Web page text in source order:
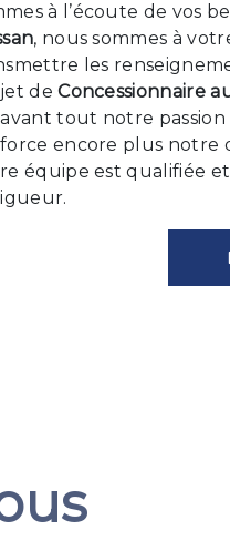
à l’écoute de vos
, nous sommes à
les
deConcessionnaire
tout notre
encore plus notre
équipe est qualifiée